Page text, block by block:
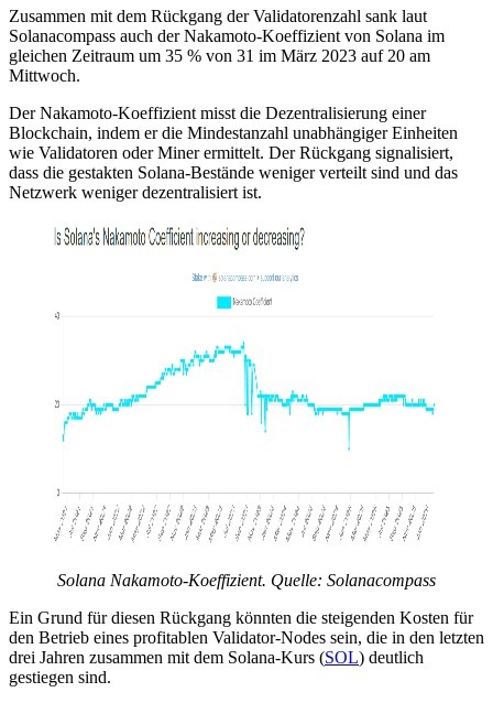
Zusammen mit dem Rückgang der Validatorenzahl sank laut
Solanacompass auch der Nakamoto-Koeffizient von Solana im
gleichen Zeitraum um 35 % von 31 im März 2023 auf 20 am
Mittwoch.
Der Nakamoto-Koeffizient misst die Dezentralisierung einer
Blockchain, indem er die Mindestanzahl unabhängiger Einheiten
wie Validatoren oder Miner ermittelt. Der Rückgang signalisiert,
dass die gestakten Solana-Bestände weniger verteilt sind und das
Netzwerk weniger dezentralisiert ist.
Solana Nakamoto-Koeffizient. Quelle: Solanacompass
Ein Grund für diesen Rückgang könnten die steigenden Kosten für
den Betrieb eines profitablen Validator-Nodes sein, die in den letzten
drei Jahren zusammen mit dem Solana-Kurs (SOL) deutlich
gestiegen sind.